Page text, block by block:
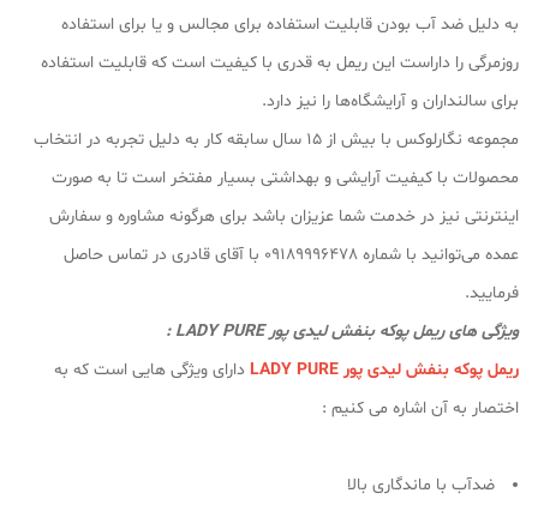
به دلیل ضد آب بودن قابلیت استفاده برای مجالس و یا برای استفاده
روزمرگی را داراست این ریمل به قدری با کیفیت است که قابلیت استفاده
برای سالنداران و آرایشگاه‌ها را نیز دارد.
مجموعه نگارلوکس با بیش از ۱۵ سال سابقه کار به دلیل تجربه در انتخاب
محصولات با کیفیت آرایشی و بهداشتی بسیار مفتخر است تا به صورت
اینترنتی نیز در خدمت شما عزیزان باشد برای هرگونه مشاوره و سفارش
عمده می‌توانید با شماره 09189996478 با آقای قادری در تماس حاصل
فرمایید.
ویژگی های ریمل پوکه بنفش لیدی پور LADY PURE :
ریمل پوکه بنفش لیدی پور LADY PURE
دارای ویژگی هایی است که به
اختصار به آن اشاره می کنیم :
ضدآب با ماندگاری بالا